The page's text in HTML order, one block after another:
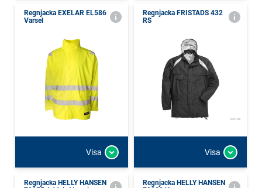
Regnjacka EXELAR EL586
Varsel
Visa
Regnjacka FRISTADS 432
RS
Visa
Regnjacka HELLY HANSEN
Regnjacka HELLY HANSEN